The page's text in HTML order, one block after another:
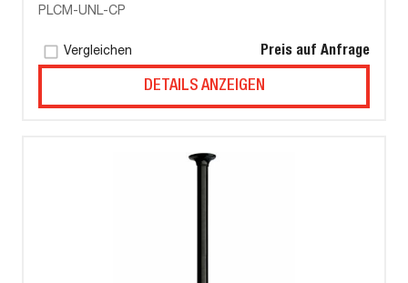
PLCM-UNL-CP
Vergleichen Preis auf Anfrage
DETAILS ANZEIGEN